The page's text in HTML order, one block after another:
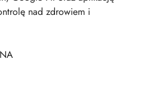
nad zdrowiem i